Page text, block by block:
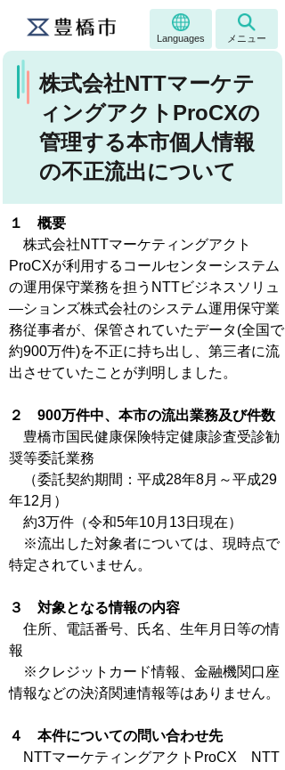
Languages メニュー
株式会社NTTマーケテ
ィングアクトProCXの
管理する本市個人情報
の不正流出について
１ 概要
株式会社NTTマーケティングアクト
ProCXが利用するコールセンターシステム
の運用保守業務を担うNTTビジネスソリュ
―ションズ株式会社のシステム運用保守業
務従事者が、保管されていたデータ(全国で
約900万件)を不正に持ち出し、第三者に流
出させていたことが判明しました。
２ 900万件中、本市の流出業務及び件数
豊橋市国民健康保険特定健康診査受診勧
奨等委託業務
（委託契約期間：平成28年8月～平成29
年12月）
約3万件（令和5年10月13日現在）
※流出した対象者については、現時点で
特定されていません。
３ 対象となる情報の内容
住所、電話番号、氏名、生年月日等の情
報
※クレジットカード情報、金融機関口座
情報などの決済関連情報等はありません。
４ 本件についての問い合わせ先
NTTマーケティングアクトProCX NTT